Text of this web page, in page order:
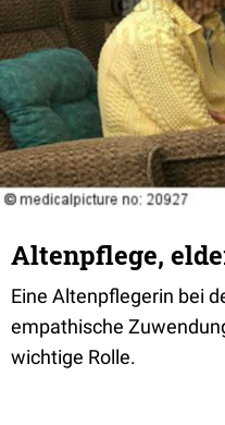
Altenpflege,
Eine Altenpflegerin bei
empathische
wichtige Rolle.